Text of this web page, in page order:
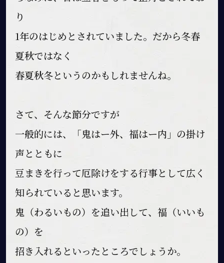
り
1年のはじめとされていました。だから冬春
夏秋ではなく
春夏秋冬というのかもしれませんね。
さて、そんな節分ですが
一般的には、「鬼はー外、福はー内」の掛け
声とともに
豆まきを行って厄除けをする行事として広く
知られていると思います。
鬼（わるいもの）を追い出して、福（いいも
の）を
招き入れるといったところでしょうか。